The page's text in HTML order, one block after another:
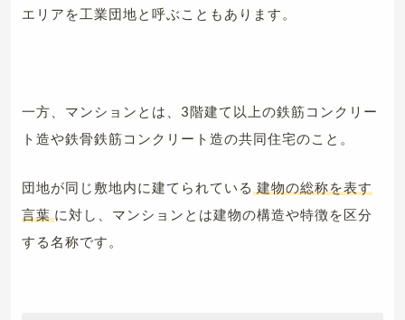
エリアを工業団地と呼ぶこともあります。
一方、マンションとは、3階建て以上の鉄筋コンクリー
ト造や鉄骨鉄筋コンクリート造の共同住宅のこと。
団地が同じ敷地内に建てられている 建物の総称を表す
言葉 に対し、マンションとは建物の構造や特徴を区分
する名称です。